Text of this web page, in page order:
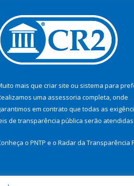
mais que criar site ou sistema para
uma assessoria completa, onde
em contrato que todas as
de transparência pública serão atendidas.
o PNTP e o Radar da Transparência